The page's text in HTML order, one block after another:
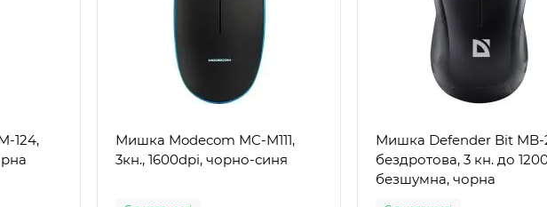
124,
Мишка Modecom MC-M111,
3кн., 1600dpi, чорно-синя
Мишка Defender Bit MB-
бездротова, 3 кн. до
безшумна, чорна